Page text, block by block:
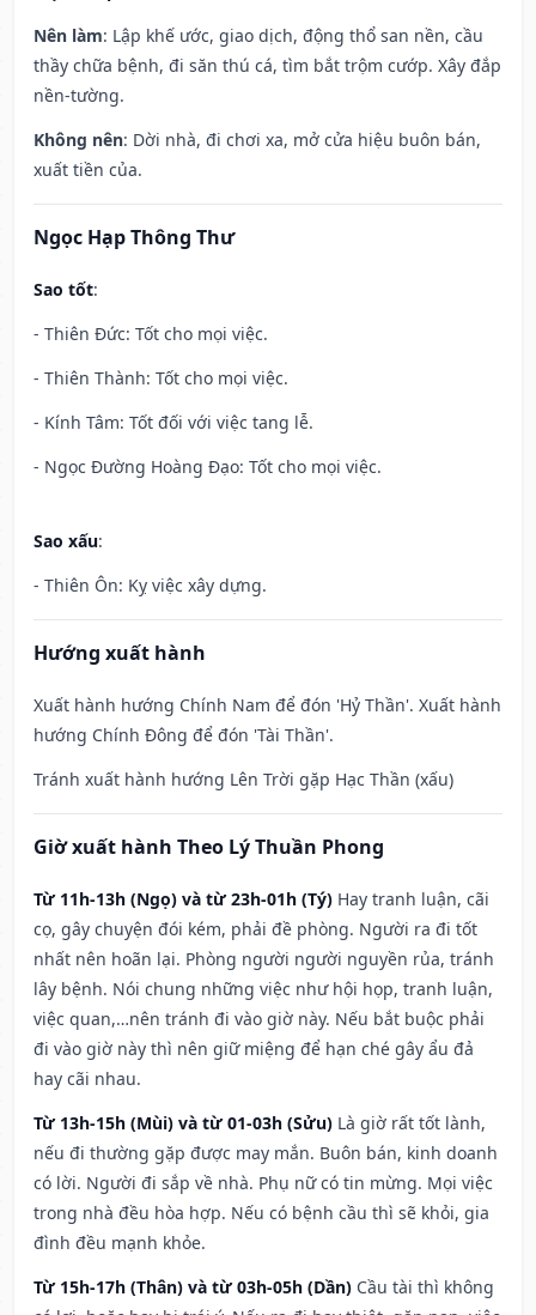
Nên làm: Lập khế ước, giao dịch, động thổ san nền, cầu
thầy chữa bệnh, đi săn thú cá, tìm bắt trộm cướp. Xây đắp
nền-tường.
Không nên: Dời nhà, đi chơi xa, mở cửa hiệu buôn bán,
xuất tiền của.
Ngọc Hạp Thông Thư
Sao tốt:
- Thiên Đức: Tốt cho mọi việc.
- Thiên Thành: Tốt cho mọi việc.
- Kính Tâm: Tốt đối với việc tang lễ.
- Ngọc Đường Hoàng Đạo: Tốt cho mọi việc.
Sao xấu:
- Thiên Ôn: Kỵ việc xây dựng.
Hướng xuất hành
Xuất hành hướng Chính Nam để đón 'Hỷ Thần'. Xuất hành
hướng Chính Đông để đón 'Tài Thần'.
Tránh xuất hành hướng Lên Trời gặp Hạc Thần (xấu)
Giờ xuất hành Theo Lý Thuần Phong
Từ 11h-13h (Ngọ) và từ 23h-01h (Tý) Hay tranh luận, cãi
cọ, gây chuyện đói kém, phải đề phòng. Người ra đi tốt
nhất nên hoãn lại. Phòng người người nguyền rủa, tránh
lây bệnh. Nói chung những việc như hội họp, tranh luận,
việc quan,…nên tránh đi vào giờ này. Nếu bắt buộc phải
đi vào giờ này thì nên giữ miệng để hạn ché gây ẩu đả
hay cãi nhau.
Từ 13h-15h (Mùi) và từ 01-03h (Sửu) Là giờ rất tốt lành,
nếu đi thường gặp được may mắn. Buôn bán, kinh doanh
có lời. Người đi sắp về nhà. Phụ nữ có tin mừng. Mọi việc
trong nhà đều hòa hợp. Nếu có bệnh cầu thì sẽ khỏi, gia
đình đều mạnh khỏe.
Từ 15h-17h (Thân) và từ 03h-05h (Dần) Cầu tài thì không